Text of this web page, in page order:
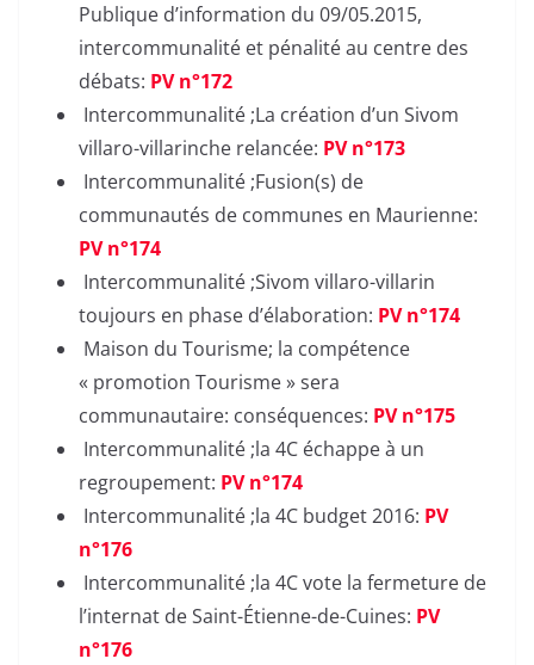
Publique d’information du 09/05.2015,
intercommunalité et pénalité au centre des
débats: PV n°172
Intercommunalité ;La création d’un Sivom
villaro-villarinche relancée: PV n°173
Intercommunalité ;Fusion(s) de
communautés de communes en Maurienne:
PV n°174
Intercommunalité ;Sivom villaro-villarin
toujours en phase d’élaboration: PV n°174
Maison du Tourisme; la compétence
« promotion Tourisme » sera
communautaire: conséquences: PV n°175
Intercommunalité ;la 4C échappe à un
regroupement: PV n°174
Intercommunalité ;la 4C budget 2016: PV
n°176
Intercommunalité ;la 4C vote la fermeture de
l’internat de Saint-Étienne-de-Cuines: PV
n°176